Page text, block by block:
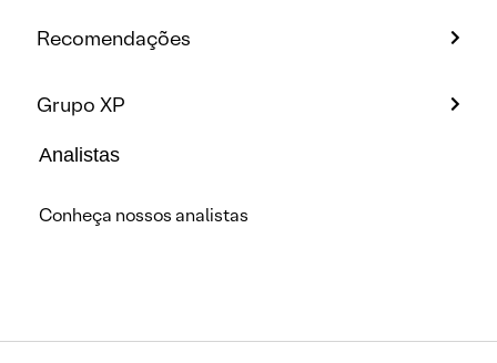
Recomendações
Grupo XP
Analistas
Conheça nossos analistas